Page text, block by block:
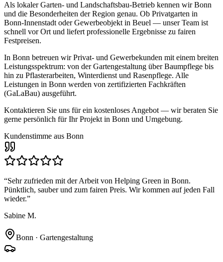
Als lokaler Garten- und Landschaftsbau-Betrieb kennen wirBonn
und die Besonderheiten der Region genau. Ob Privatgarten in
Bonn-Innenstadt oder Gewerbeobjekt in Beuel — unser Team ist
schnell vor Ort und liefert professionelle Ergebnisse zu fairen
Festpreisen.
In Bonn betreuen wir Privat- und Gewerbekunden mit einem breiten
Leistungsspektrum: von der Gartengestaltung über Baumpflege bis
hin zu Pflasterarbeiten, Winterdienst und Rasenpflege. Alle
Leistungen in Bonn werden von zertifizierten Fachkräften
(GaLaBau) ausgeführt.
Kontaktieren Sie uns für ein kostenloses Angebot — wir beraten Sie
gerne persönlich für Ihr Projekt in Bonn und Umgebung.
Kundenstimme aus Bonn
“Sehr zufrieden mit der Arbeit von Helping Green in Bonn.
Pünktlich, sauber und zum fairen Preis. Wir kommen auf jeden Fall
wieder.”
Sabine M.
Bonn · Gartengestaltung